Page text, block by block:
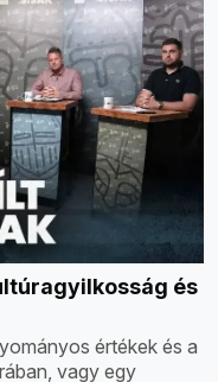
és
értékek és a
vagy egy